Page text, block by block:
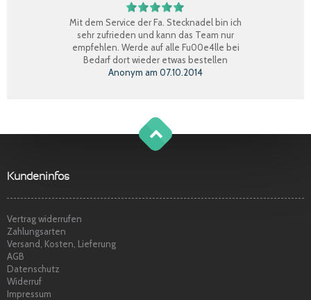
Mit dem Service der Fa. Stecknadel bin ich
sehr zufrieden und kann das Team nur
empfehlen. Werde auf alle Fu00e4lle bei
Bedarf dort wieder etwas bestellen
Anonym am 07.10.2014
Claudia W.am08.09.2014
Marina S.am22.04.2014
g
o
t
o
o
Kundeninfos
Vertrag widerrufen
Zahlungsarten
Versand, Kosten, Lieferung
AGB
Datenschutz
Widerruf
Impressum